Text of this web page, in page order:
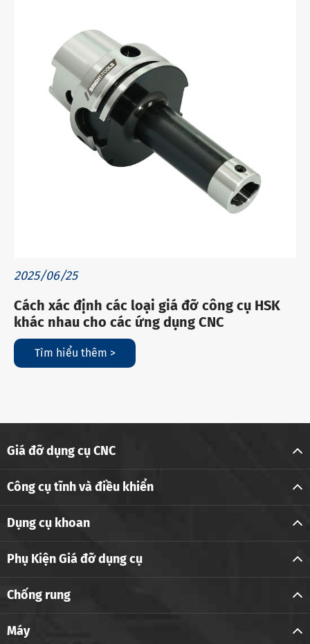
2025/06/25
Cách xác định các loại giá đỡ công cụ HSK
khác nhau cho các ứng dụng CNC
Tìm hiểu thêm >
Giá đỡ dụng cụ CNC
Công cụ tĩnh và điều khiển
Dụng cụ khoan
Phụ Kiện Giá đỡ dụng cụ
Chống rung
Máy